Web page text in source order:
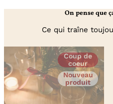
On pense que
Ce qui traîne
Coup de
coeur
Nouveau
produit